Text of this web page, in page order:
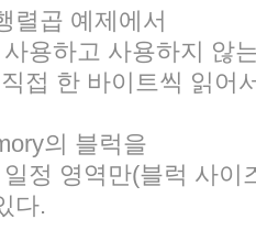
렬곱 예제에서
용하고 사용하지 않
접 한 바이트씩 읽어
의 블럭을
정 영역만(블럭 사
다.